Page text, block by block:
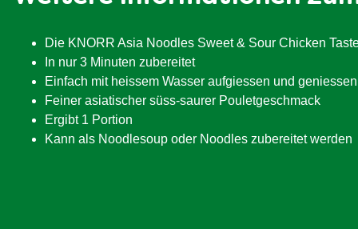
davon Zucker
Ballaststoffe
Eiweiß
Salz
Die KNORR Asia Noodles Sweet & Sour Chicken
In nur 3 Minuten zubereitet
Einfach mit heissem Wasser aufgiessen und geniessen
Feiner asiatischer süss-saurer Pouletgeschmack
Ergibt 1 Portion
Kann als Noodlesoup oder Noodles zubereitet werden